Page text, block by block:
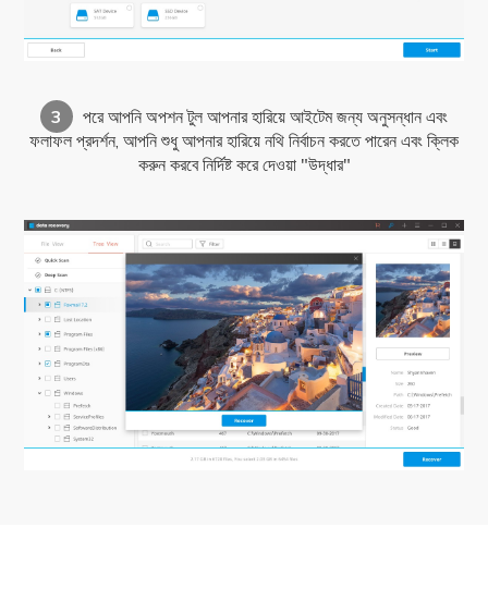
3
পরে আপনি অপশন টুল আপনার হারিয়ে আইটেম জন্য অনুসন্ধান এবং
ফলাফল প্রদর্শন, আপনি শুধু আপনার হারিয়ে নথি নির্বাচন করতে পারেন এবং ক্লিক
করুন করবে নির্দিষ্ট করে দেওয়া "উদ্ধার"